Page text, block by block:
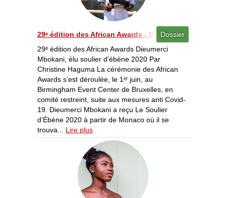
Dossier
29ᵉ édition des African Awards - Dieumerci Mbokani,
29ᵉ édition des African Awards Dieumerci
Mbokani, élu soulier d’ébène 2020 Par
Christine Haguma La cérémonie des African
Awards s’est déroulée, le 1ᵉʳ juin, au
Birmingham Event Center de Bruxelles, en
comité restreint, suite aux mesures anti Covid-
19. Dieumerci Mbokani a reçu Le Soulier
d’Ébène 2020 à partir de Monaco où il se
trouva... Lire plus